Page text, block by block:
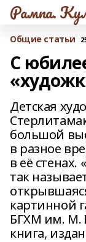
Рампа.
Общие статьи
С
Детская
большой
в разное
в её
так
картинной
БГХМ им. М.
книга,